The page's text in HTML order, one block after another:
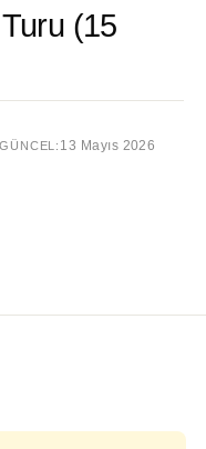
(15
GÜNCEL: 13 Mayıs 2026